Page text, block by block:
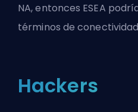
NA, entonces ESEA
términos de
Hackers